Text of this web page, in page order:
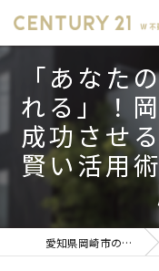
「あなた
れる」！
成功させ
賢い活用
愛知県岡崎市の不動産売却ならセンチュリー21 W不動産販売